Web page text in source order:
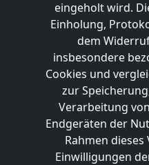
eingeholt wird.
Einholung,
dem
insbesondere
Cookies und
zur
Verarbeitung
Endgeräten der
Rahmen
Einwilligungen